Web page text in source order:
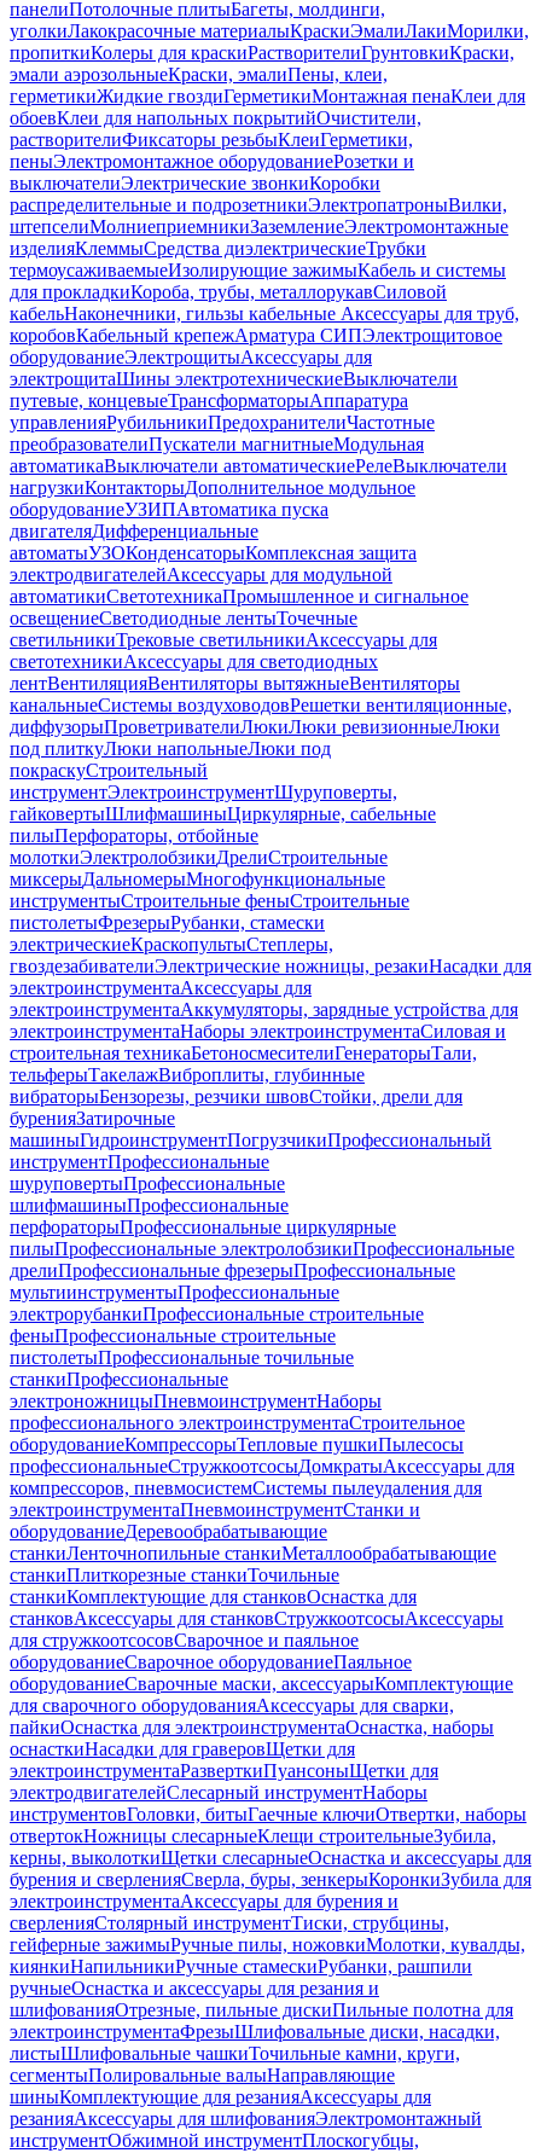
панелиПотолочные плитыБагеты, молдинги,
уголкиЛакокрасочные материалыКраскиЭмалиЛакиМорилки,
пропиткиКолеры для краскиРастворителиГрунтовкиКраски,
эмали аэрозольныеКраски, эмалиПены, клеи,
герметикиЖидкие гвоздиГерметикиМонтажная пенаКлеи для
обоевКлеи для напольных покрытийОчистители,
растворителиФиксаторы резьбыКлеиГерметики,
пеныЭлектромонтажное оборудованиеРозетки и
выключателиЭлектрические звонкиКоробки
распределительные и подрозетникиЭлектропатроныВилки,
штепселиМолниеприемникиЗаземлениеЭлектромонтажные
изделияКлеммыСредства диэлектрическиеТрубки
термоусаживаемыеИзолирующие зажимыКабель и системы
для прокладкиКороба, трубы, металлорукавСиловой
кабельНаконечники, гильзы кабельные Аксессуары для труб,
коробовКабельный крепежАрматура СИПЭлектрощитовое
оборудованиеЭлектрощитыАксессуары для
электрощитаШины электротехническиеВыключатели
путевые, концевыеТрансформаторыАппаратура
управленияРубильникиПредохранителиЧастотные
преобразователиПускатели магнитныеМодульная
автоматикаВыключатели автоматическиеРелеВыключатели
нагрузкиКонтакторыДополнительное модульное
оборудованиеУЗИПАвтоматика пуска
двигателяДифференциальные
автоматыУЗОКонденсаторыКомплексная защита
электродвигателейАксессуары для модульной
автоматикиСветотехникаПромышленное и сигнальное
освещениеСветодиодные лентыТочечные
светильникиТрековые светильникиАксессуары для
светотехникиАксессуары для светодиодных
лентВентиляцияВентиляторы вытяжныеВентиляторы
канальныеСистемы воздуховодовРешетки вентиляционные,
диффузорыПроветривателиЛюкиЛюки ревизионныеЛюки
под плиткуЛюки напольныеЛюки под
покраскуСтроительный
инструментЭлектроинструментШуруповерты,
гайковертыШлифмашиныЦиркулярные, сабельные
пилыПерфораторы, отбойные
молоткиЭлектролобзикиДрелиСтроительные
миксерыДальномерыМногофункциональные
инструментыСтроительные феныСтроительные
пистолетыФрезерыРубанки, стамески
электрическиеКраскопультыСтеплеры,
гвоздезабивателиЭлектрические ножницы, резакиНасадки для
электроинструментаАксессуары для
электроинструментаАккумуляторы, зарядные устройства для
электроинструментаНаборы электроинструментаСиловая и
строительная техникаБетоносмесителиГенераторыТали,
тельферыТакелажВиброплиты, глубинные
вибраторыБензорезы, резчики швовСтойки, дрели для
буренияЗатирочные
машиныГидроинструментПогрузчикиПрофессиональный
инструментПрофессиональные
шуруповертыПрофессиональные
шлифмашиныПрофессиональные
перфораторыПрофессиональные циркулярные
пилыПрофессиональные электролобзикиПрофессиональные
дрелиПрофессиональные фрезерыПрофессиональные
мультиинструментыПрофессиональные
электрорубанкиПрофессиональные строительные
феныПрофессиональные строительные
пистолетыПрофессиональные точильные
станкиПрофессиональные
электроножницыПневмоинструментНаборы
профессионального электроинструментаСтроительное
оборудованиеКомпрессорыТепловые пушкиПылесосы
профессиональныеСтружкоотсосыДомкратыАксессуары для
компрессоров, пневмосистемСистемы пылеудаления для
электроинструментаПневмоинструментСтанки и
оборудованиеДеревообрабатывающие
станкиЛенточнопильные станкиМеталлообрабатывающие
станкиПлиткорезные станкиТочильные
станкиКомплектующие для станковОснастка для
станковАксессуары для станковСтружкоотсосыАксессуары
для стружкоотсосовСварочное и паяльное
оборудованиеСварочное оборудованиеПаяльное
оборудованиеСварочные маски, аксессуарыКомплектующие
для сварочного оборудованияАксессуары для сварки,
пайкиОснастка для электроинструментаОснастка, наборы
оснасткиНасадки для граверовЩетки для
электроинструментаРазверткиПуансоныЩетки для
электродвигателейСлесарный инструментНаборы
инструментовГоловки, битыГаечные ключиОтвертки, наборы
отвертокНожницы слесарныеКлещи строительныеЗубила,
керны, выколоткиЩетки слесарныеОснастка и аксессуары для
бурения и сверленияСверла, буры, зенкерыКоронкиЗубила для
электроинструментаАксессуары для бурения и
сверленияСтолярный инструментТиски, струбцины,
гейферные зажимыРучные пилы, ножовкиМолотки, кувалды,
киянкиНапильникиРучные стамескиРубанки, рашпили
ручныеОснастка и аксессуары для резания и
шлифованияОтрезные, пильные дискиПильные полотна для
электроинструментаФрезыШлифовальные диски, насадки,
листыШлифовальные чашкиТочильные камни, круги,
сегментыПолировальные валыНаправляющие
шиныКомплектующие для резанияАксессуары для
резанияАксессуары для шлифованияЭлектромонтажный
инструментОбжимной инструментПлоскогубцы,